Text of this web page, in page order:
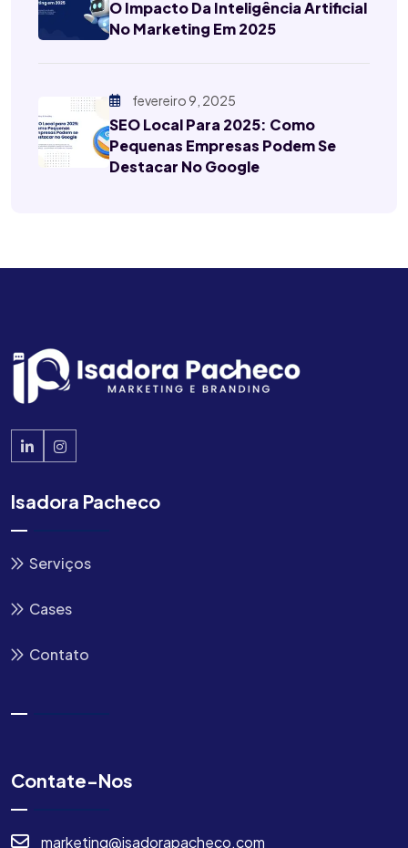
O Impacto Da Inteligência Artificial
No Marketing Em 2025
fevereiro 9, 2025
SEO Local Para 2025: Como
Pequenas Empresas Podem Se
Destacar No Google
Isadora Pacheco
Serviços
Cases
Contato
Contate-Nos
marketing@isadorapacheco.com